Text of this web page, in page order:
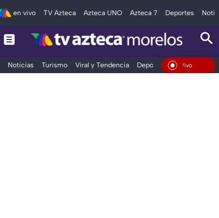
en vivo TV Azteca Azteca UNO Azteca 7 Deportes
Noticias Turismo Viral y Tendencia Deportes Espectáculos
En Vivo